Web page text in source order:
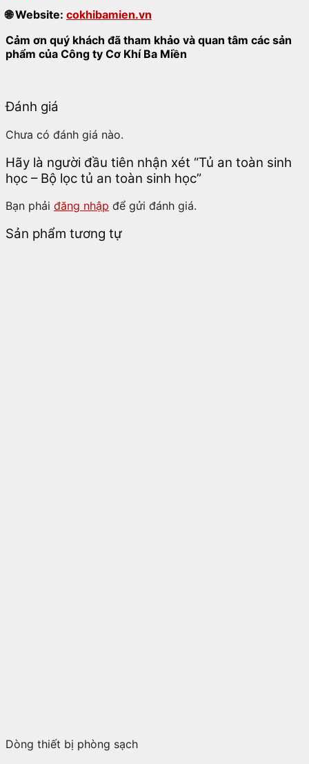
🌐Website: cokhibamien.vn
Cảm ơn quý khách đã tham khảo và quan tâm các sản
phẩm của Công ty Cơ Khí Ba Miền
Đánh giá
Chưa có đánh giá nào.
Hãy là người đầu tiên nhận xét “Tủ an toàn sinh
học – Bộ lọc tủ an toàn sinh học”
Bạn phải đăng nhập để gửi đánh giá.
Sản phẩm tương tự
Dòng thiết bị phòng sạch